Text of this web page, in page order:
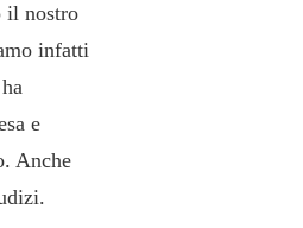
il nostro
infatti
e
Anche